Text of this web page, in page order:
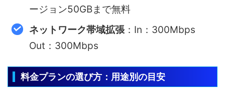
ージョン50GBまで無料
ネットワーク帯域拡張：In：300Mbps
Out：300Mbps
料金プランの選び方：用途別の目安